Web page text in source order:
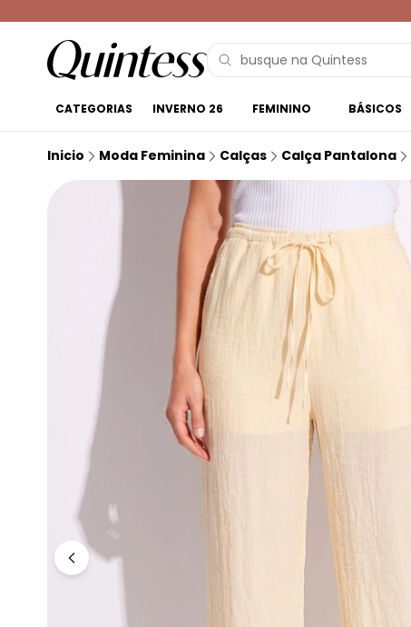
CATEGORIAS INVERNO 26 FEMININO BÁSICOS
Inicio Moda Feminina Calças Calça Pantalona